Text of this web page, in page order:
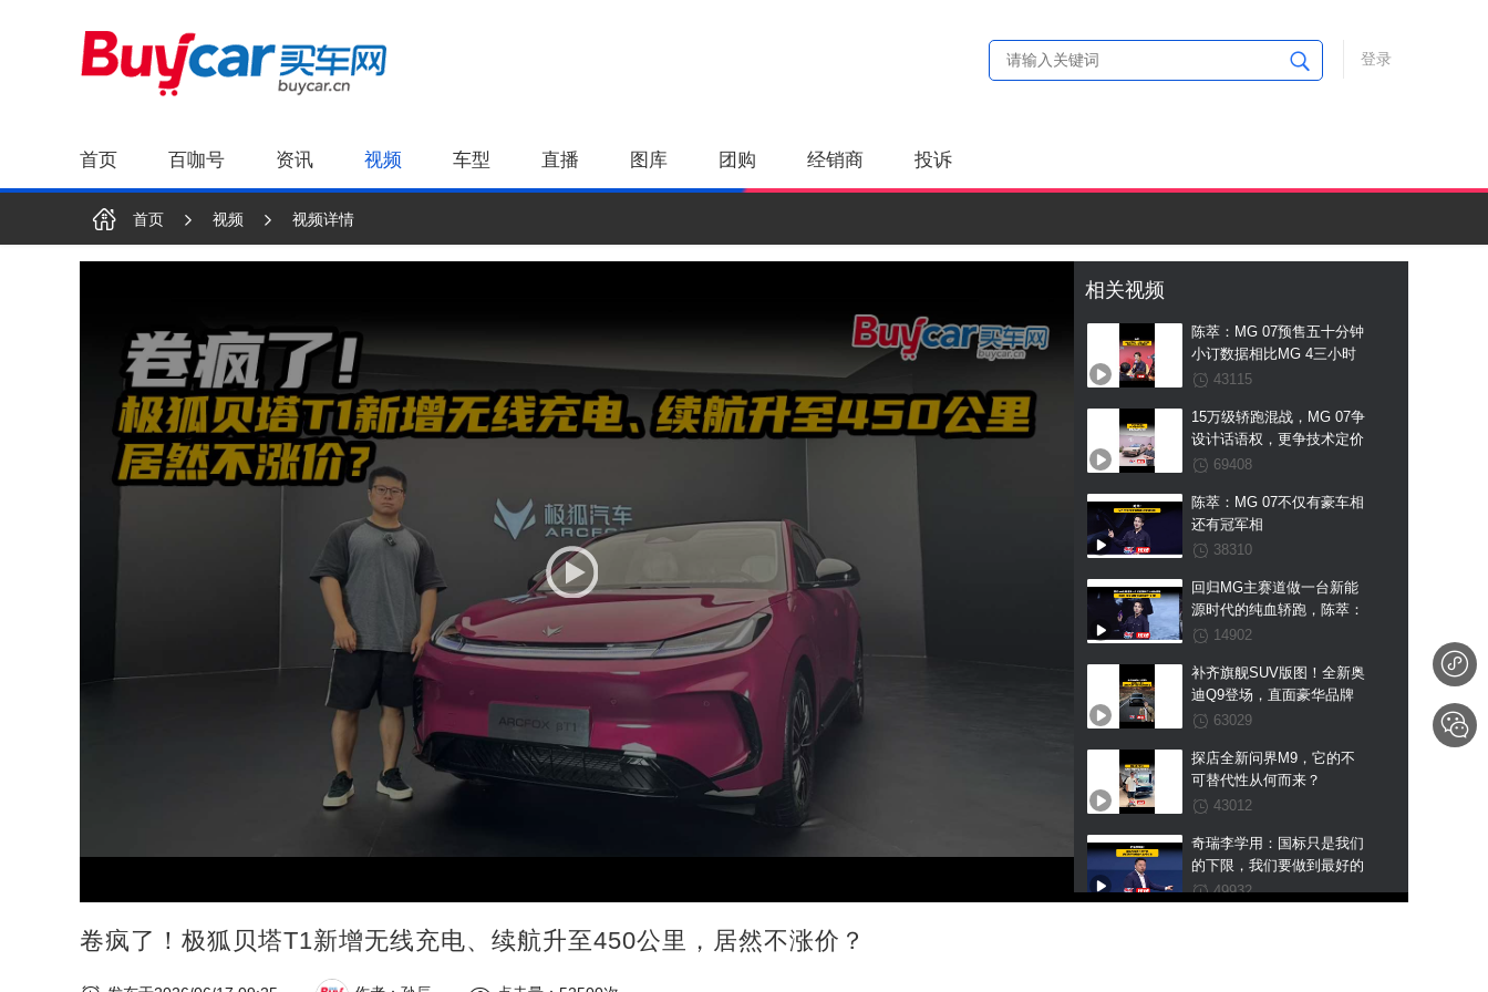
登录
首页 百咖号 资讯 视频 车型 直播 图库 团购 经销商 投诉
首页 视频 视频详情
相关视频
陈萃：MG 07预售五十分钟
小订数据相比MG 4三小时
数据翻倍
43115
15万级轿跑混战，MG 07争
设计话语权，更争技术定价
权！69408
陈萃：MG 07不仅有豪车相
还有冠军相
38310
回归MG主赛道做一台新能
源时代的纯血轿跑，陈萃：
给全球新能源轿跑打个样！
14902
补齐旗舰SUV版图！全新奥
迪Q9登场，直面豪华品牌
与自主新能源双重夹击
63029
探店全新问界M9，它的不
可替代性从何而来？
43012
奇瑞李学用：国标只是我们
的下限，我们要做到最好的
全球标准
49932
卷疯了！极狐贝塔T1新增无线充电、续航升至450公里，居然不涨价？